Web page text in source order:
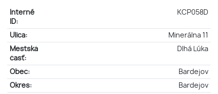
Interné
ID:
KCP058D
Ulica:
Minerálna 11
Mestská
časť:
Dlhá Lúka
Obec:
Bardejov
Okres:
Bardejov